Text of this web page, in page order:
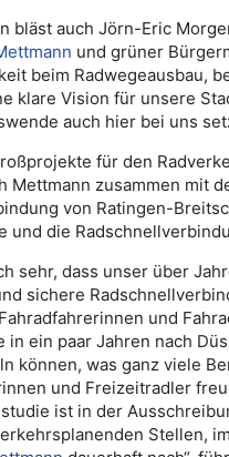
bläst auch Jörn-Eric
und grüner
beim Radwegeausbau,
klare Vision für unsere
auch hier bei uns
für den
Mettmann zusammen mit
von Ratingen-
und die
sehr, dass unser über
sichere
und
in ein paar Jahren nach
können, was ganz viele
und Freizeitradler
ist in der
Stellen,